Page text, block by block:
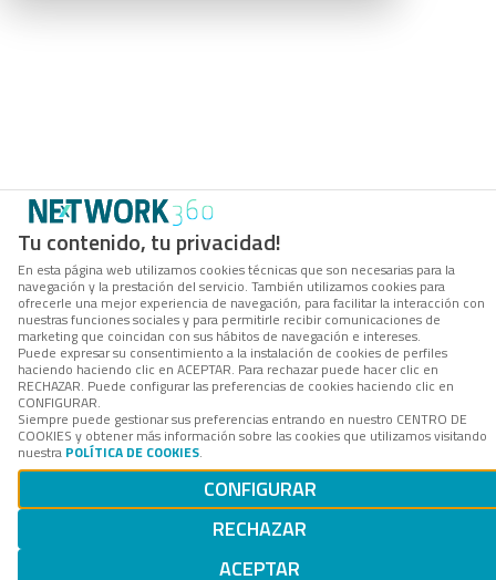
Tu contenido, tu privacidad!
En esta página web utilizamos cookies técnicas que son necesarias para la
navegación y la prestación del servicio. También utilizamos cookies para
ofrecerle una mejor experiencia de navegación, para facilitar la interacción con
nuestras funciones sociales y para permitirle recibir comunicaciones de
marketing que coincidan con sus hábitos de navegación e intereses.
Puede expresar su consentimiento a la instalación de cookies de perfiles
haciendo haciendo clic en ACEPTAR. Para rechazar puede hacer clic en
RECHAZAR. Puede configurar las preferencias de cookies haciendo clic en
CONFIGURAR.
Siempre puede gestionar sus preferencias entrando en nuestro CENTRO DE
COOKIES y obtener más información sobre las cookies que utilizamos visitando
nuestra POLÍTICA DE COOKIES.
CONFIGURAR
RECHAZAR
ACEPTAR